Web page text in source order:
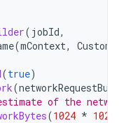
( jobId,
(mContext,
(true)
(
of the
(1024 * 1024